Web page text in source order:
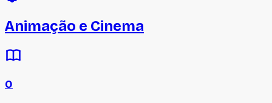
Animação e Cinema
0